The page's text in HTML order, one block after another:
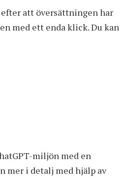
efter att översättningen har
med ett enda klick. Du kan
miljön med en
mer i detalj med hjälp av